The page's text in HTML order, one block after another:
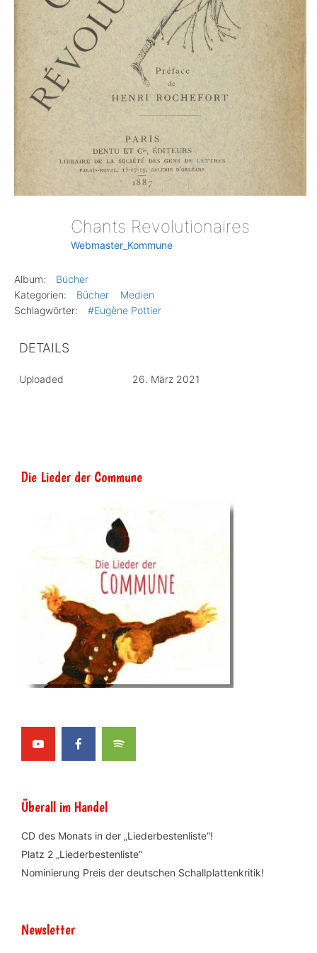
Chants Revolutionaires
Webmaster_Kommune
Album:
Bücher
Kategorien:
Bücher
Medien
Schlagwörter:
#Eugène Pottier
DETAILS
Uploaded 26. März 2021
Die Lieder der Commune
Überall im Handel
CD des Monats in der „Liederbestenliste“!
Platz 2 „Liederbestenliste“
Nominierung Preis der deutschen Schallplattenkritik!
Newsletter